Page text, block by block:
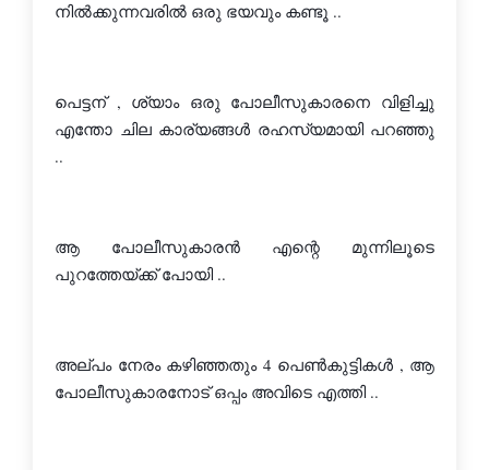
നില്‍ക്കുന്നവരില്‍ ഒരു ഭയവും കണ്ടൂ ..
പെട്ടന് , ശ്യാം ഒരു പോലീസുകാരനെ വിളിച്ചു
എന്തോ ചില കാര്യങ്ങള്‍ രഹസ്യമായി പറഞ്ഞു
..
ആ പോലീസുകാരന്‍ എന്റെ മുന്നിലൂടെ
പുറത്തേയ്ക്ക് പോയി ..
അല്പം നേരം കഴിഞ്ഞതും 4 പെണ്‍കുട്ടികള്‍ , ആ
പോലീസുകാരനോട്‌ ഒപ്പം അവിടെ എത്തി ..